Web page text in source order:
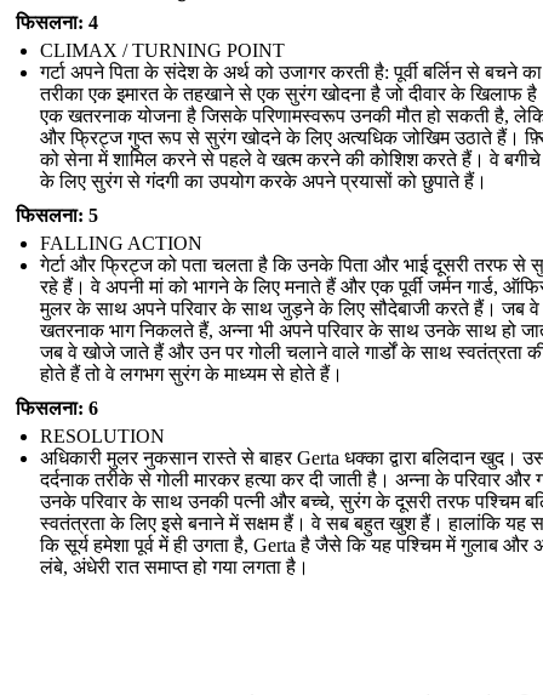
फिसलना: 4
CLIMAX / TURNING POINT
गर्टा अपने पिता के संदेश के अर्थ को उजागर करती है: पूर्वी बर्लिन से बचने
तरीका एक इमारत के तहखाने से एक सुरंग खोदना है जो दीवार के खिलाफ
एक खतरनाक योजना है जिसके परिणामस्वरूप उनकी मौत हो सकती है,
और फ्रिट्ज गुप्त रूप से सुरंग खोदने के लिए अत्यधिक जोखिम उठाते हैं।
को सेना में शामिल करने से पहले वे खत्म करने की कोशिश करते हैं। वे बगीचे
के लिए सुरंग से गंदगी का उपयोग करके अपने प्रयासों को छुपाते हैं।
फिसलना: 5
FALLING ACTION
गेर्टा और फ्रिट्ज को पता चलता है कि उनके पिता और भाई दूसरी तरफ से
रहे हैं। वे अपनी मां को भागने के लिए मनाते हैं और एक पूर्वी जर्मन गार्ड,
मुलर के साथ अपने परिवार के साथ जुड़ने के लिए सौदेबाजी करते हैं। जब वे
खतरनाक भाग निकलते हैं, अन्ना भी अपने परिवार के साथ उनके साथ हो
जब वे खोजे जाते हैं और उन पर गोली चलाने वाले गार्डों के साथ स्वतंत्रता
होते हैं तो वे लगभग सुरंग के माध्यम से होते हैं।
फिसलना: 6
RESOLUTION
अधिकारी मुलर नुकसान रास्ते से बाहर Gerta धक्का द्वारा बलिदान खुद।
दर्दनाक तरीके से गोली मारकर हत्या कर दी जाती है। अन्ना के परिवार और
उनके परिवार के साथ उनकी पत्नी और बच्चे, सुरंग के दूसरी तरफ पश्चिम
स्वतंत्रता के लिए इसे बनाने में सक्षम हैं। वे सब बहुत खुश हैं। हालांकि यह
कि सूर्य हमेशा पूर्व में ही उगता है, Gerta है जैसे कि यह पश्चिम में गुलाब और
लंबे, अंधेरी रात समाप्त हो गया लगता है।